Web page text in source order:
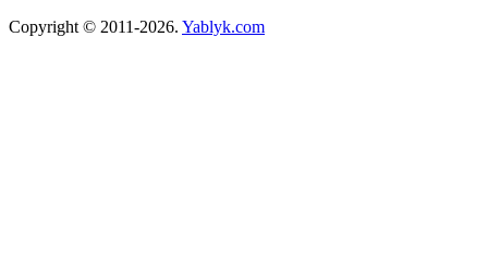
Copyright © 2011-2026. Yablyk.сom